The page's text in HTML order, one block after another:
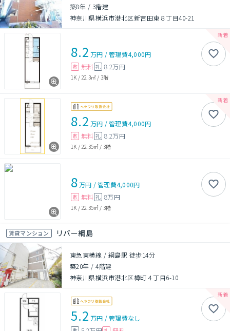
築8年 / 3階建
神奈川県横浜市港北区新吉田東８丁目40-21
8.2 万円 /管理費4,000円
敷 無料 礼 8.2万円
1K / 22.3㎡ / 3階
8.2 万円 /管理費4,000円
敷 無料 礼 8.2万円
1K /22.35㎡ / 3階
8万円 /管理費4,000円
敷 無料 礼 8万円
1K / 22.35㎡ / 3階
賃貸マンション リバー綱島
東急東横線 / 綱島駅 徒歩14分
築20年 /4階建
神奈川県横浜市港北区樽町４丁目6-10
5.2 万円 /管理費なし